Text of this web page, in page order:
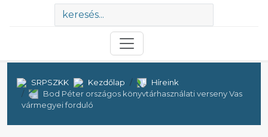
SRPSZKK Kezdőlap
Híreink
Bod Péter országos könyvtárhasználati verseny Vas
vármegyei forduló